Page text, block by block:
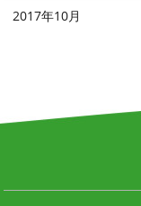
2017年10月